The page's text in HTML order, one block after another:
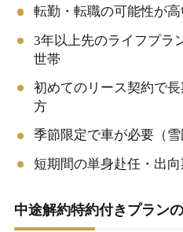
転勤・転職の可能性が
3年以上先のライフプラ
世帯
初めてのリース契約で
方
季節限定で車が必要（
短期間の単身赴任・出
中途解約特約付きプラン